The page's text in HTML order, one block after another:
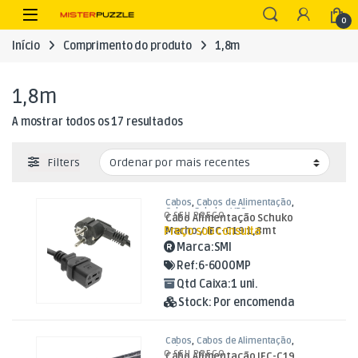
Skip to navigation
Skip to content
Open 0
Início Comprimento do produto 1,8m
1,8m
A mostrar todos os 17 resultadosOrdenado por mais recentes
Filters
Cabos, Cabos de Alimentação,
Cabos Schuko / IEC
Cabo Alimentação Schuko
Macho / IEC-C19 1,8mt
O SEU PREÇO
Preço sob consulta
Marca:SMI
Ref:6-6000MP
Qtd Caixa:1 uni.
Stock: Por encomenda
Cabos, Cabos de Alimentação,
Cabos IEC
O SEU PREÇO